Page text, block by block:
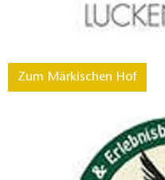
Zum Märkischen Hof